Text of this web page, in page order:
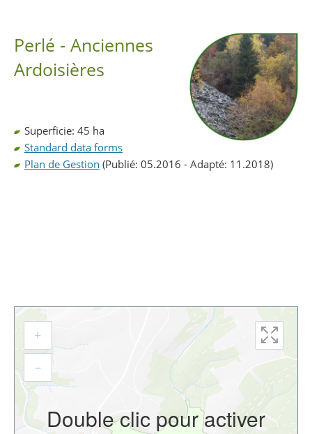
Perlé - Anciennes
Ardoisières
Superficie: 45 ha
Standard data forms
Plan de Gestion (Publié: 05.2016 - Adapté: 11.2018)
Double clic pour activer
+
–